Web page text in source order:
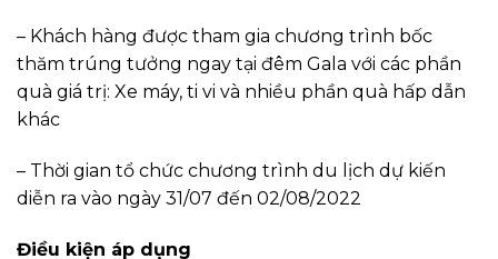
– Khách hàng được tham gia chương trình bốc
thăm trúng tưởng ngay tại đêm Gala với các phần
quà giá trị: Xe máy, ti vi và nhiều phần quà hấp dẫn
khác
– Thời gian tổ chức chương trình du lịch dự kiến
diễn ra vào ngày 31/07 đến 02/08/2022
Điều kiện áp dụng